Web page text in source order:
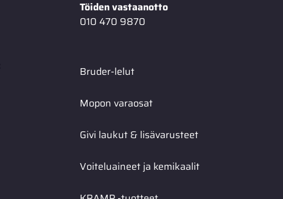
Töiden vastaanotto
010 470 9870
Bruder-lelut
Mopon varaosat
Givi laukut & lisävarusteet
Voiteluaineet ja kemikaalit